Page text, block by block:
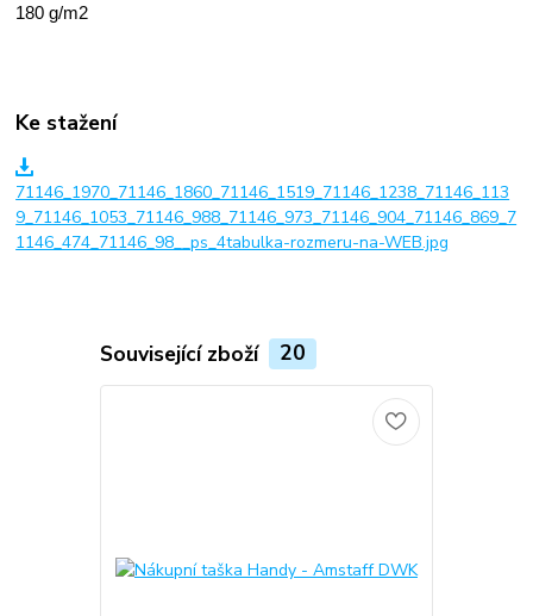
180 g/m2
Ke stažení
71146_1970_71146_1860_71146_1519_71146_1238_71146_113
9_71146_1053_71146_988_71146_973_71146_904_71146_869_7
1146_474_71146_98__ps_4tabulka-rozmeru-na-WEB.jpg
Související zboží 20